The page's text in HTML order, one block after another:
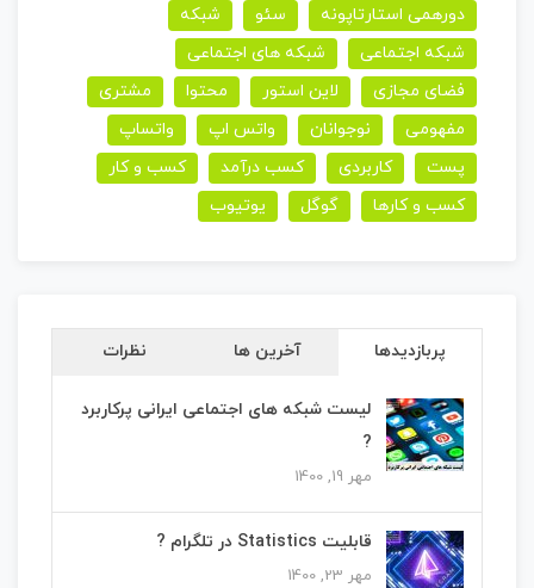
دورهمی استارتاپونه سئو
شبکه
شبکه اجتماعی
شبکه های اجتماعی
فضای مجازی
لاین استور محتوا
مشتری
مفهومی
نوجوانان واتس اپ
واتساپ
پست
کاربردی کسب درآمد
کسب و کار
کسب و کارها
گوگل یوتیوب
پربازدیدها آخرین ها نظرات
لیست شبکه های اجتماعی ایرانی پرکاربرد
?
مهر 19, 1400
قابلیت Statistics در تلگرام ?
مهر 23, 1400